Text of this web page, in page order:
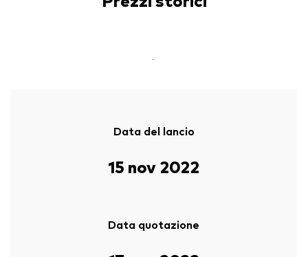
-
Data del lancio
15 nov 2022
Data quotazione